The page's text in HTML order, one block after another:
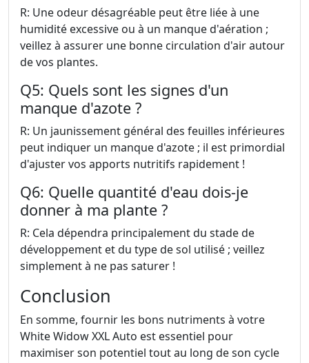
R: Une odeur désagréable peut être liée à une
humidité excessive ou à un manque d'aération ;
veillez à assurer une bonne circulation d'air autour
de vos plantes.
Q5: Quels sont les signes d'un
manque d'azote ?
R: Un jaunissement général des feuilles inférieures
peut indiquer un manque d'azote ; il est primordial
d'ajuster vos apports nutritifs rapidement !
Q6: Quelle quantité d'eau dois-je
donner à ma plante ?
R: Cela dépendra principalement du stade de
développement et du type de sol utilisé ; veillez
simplement à ne pas saturer !
Conclusion
En somme, fournir les bons nutriments à votre
White Widow XXL Auto est essentiel pour
maximiser son potentiel tout au long de son cycle